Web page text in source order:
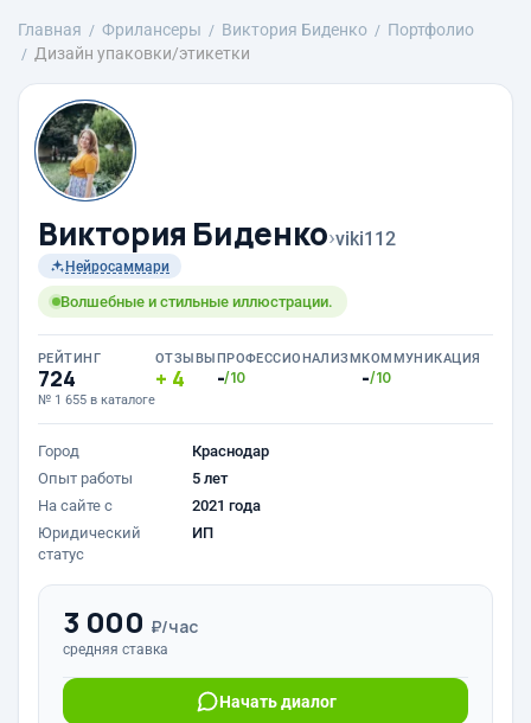
Главная Фрилансеры Виктория Биденко
Портфолио
Дизайн упаковки/этикетки
Виктория Биденко›viki112
Нейросаммари
Волшебные и стильные иллюстрации.
РЕЙТИНГ
724
№ 1 655 в каталоге
ОТЗЫВЫ
4
ПРОФЕССИОНАЛИЗМ
-/10
КОММУНИКАЦИЯ
-/10
Город
Краснодар
Опыт работы
5 лет
На сайте с
2021 года
Юридический
статус
ИП
3 000 ₽/час
средняя ставка
Начать диалог